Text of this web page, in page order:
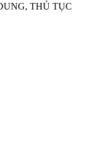
THỦ TỤC